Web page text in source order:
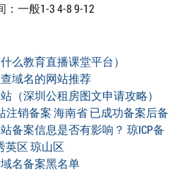
一般1-3 4-8 9-12
么教育直播课堂平台）
域名的网站推荐
（深圳公租房图文申请攻略）
注销备案 海南省 已成功备案后备
备案信息是否有影响？ 琼ICP备
英区 琼山区
名备案黑名单